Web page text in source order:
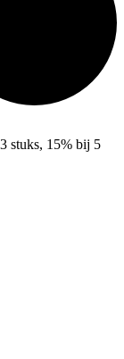
stuks, 15% bij 5